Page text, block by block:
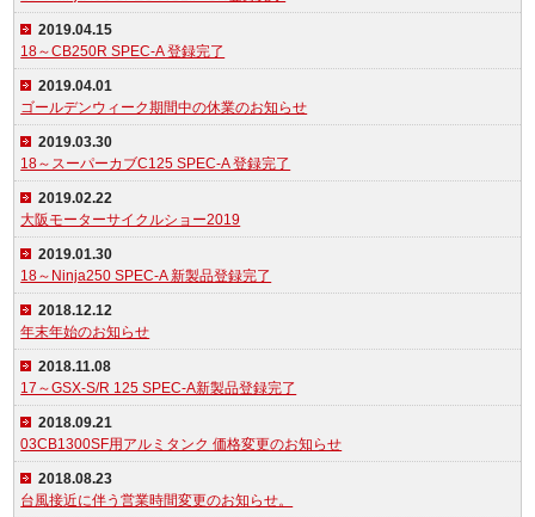
2019.04.15
18～CB250R SPEC-A 登録完了
2019.04.01
ゴールデンウィーク期間中の休業のお知らせ
2019.03.30
18～スーパーカブC125 SPEC-A 登録完了
2019.02.22
大阪モーターサイクルショー2019
2019.01.30
18～Ninja250 SPEC-A 新製品登録完了
2018.12.12
年末年始のお知らせ
2018.11.08
17～GSX-S/R 125 SPEC-A新製品登録完了
2018.09.21
03CB1300SF用アルミタンク 価格変更のお知らせ
2018.08.23
台風接近に伴う営業時間変更のお知らせ。